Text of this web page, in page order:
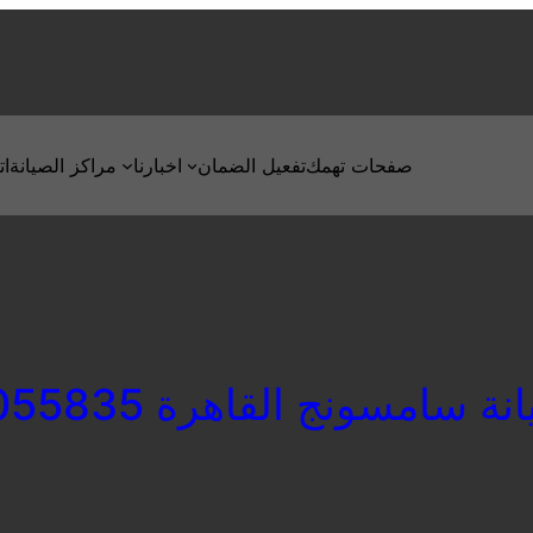
مراكز الصيانة اخبارنا تفعيل الضمانصفحات تهمك
القاهرة 01093055835